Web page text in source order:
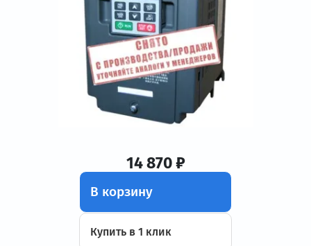
14 870 ₽
В корзину
Купить в 1 клик